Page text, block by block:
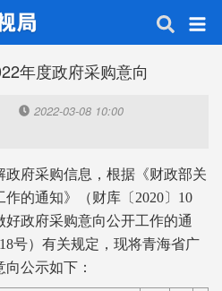
年度政府采购意向
2022-03-08 10:00
政府采购信息，根据《财政部关
的通知》（财库〔2020〕10
政府采购意向公开工作的通
号）有关规定，现将青海省广
公示如下：